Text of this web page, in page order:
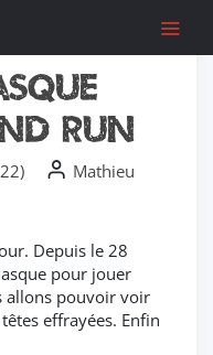
Run
)
Mathieu
Depuis le 28
pour jouer
allons pouvoir voir
effrayées. Enfin
ayant touché
retrouverons
Merci pour
prolongées du